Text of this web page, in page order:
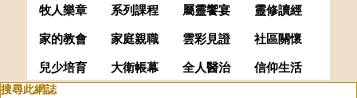
牧人樂章 系列課程 屬靈饗宴 靈修讀經
家的教會 家庭親職 雲彩見證 社區關懷
兒少培育 大衛帳幕 全人醫治
信仰生活
搜尋此網誌